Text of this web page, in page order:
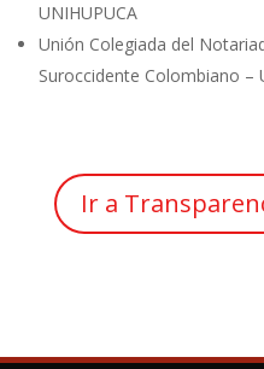
UNIHUPUCA
Unión Colegiada del
Suroccidente Colombiano –
Ir a